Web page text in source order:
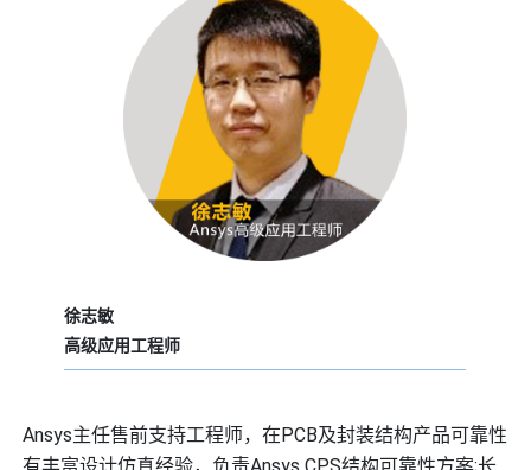
徐志敏
高级应用工程师
Ansys主任售前支持工程师， 在PCB及封装结构产品可靠性